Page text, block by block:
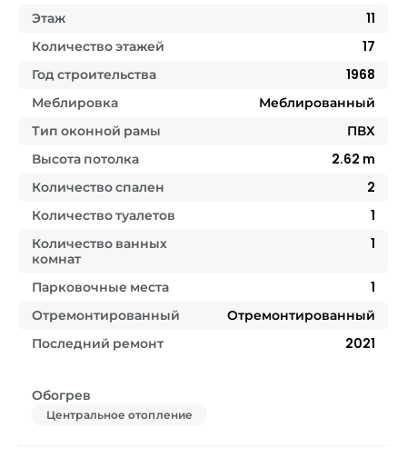
Этаж
11
Количество этажей
17
Год строительства
1968
Меблировка
Меблированный
Тип оконной рамы
ПВХ
Высота потолка
2.62 m
Количество спален
2
Количество туалетов
1
Количество ванных
комнат
1
Парковочные места
1
Отремонтированный
Отремонтированный
Последний ремонт
2021
Обогрев
Центральное отопление